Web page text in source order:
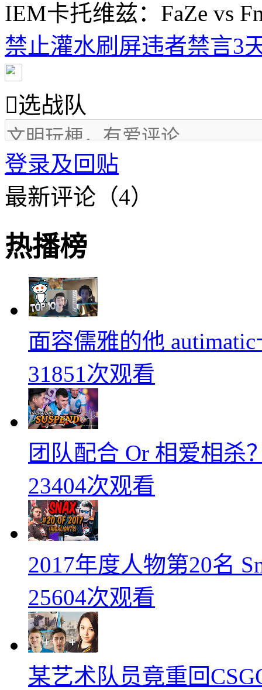
IEM卡托维兹：FaZe vs
禁止灌水刷屏违者禁言3
选战队
登录及回贴
最新评论（4）
热播榜
面容儒雅的他
31851次观看
团队配合 Or 相爱相杀
23404次观看
2017年度人物第20名
25604次观看
某艺术队员竟重回